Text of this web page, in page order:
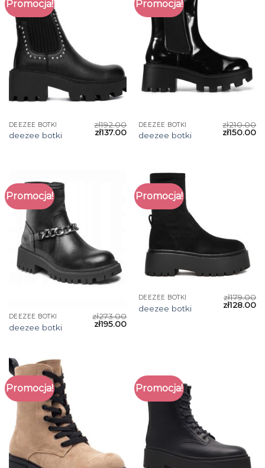
Promocja!
DEEZEE BOTKI
deezee botki
zł192.00
zł137.00
Promocja!
DEEZEE BOTKI
deezee botki
zł210.00
zł150.00
Promocja!
DEEZEE BOTKI
deezee botki
zł273.00
zł195.00
Promocja!
DEEZEE BOTKI
deezee botki
zł179.00
zł128.00
Promocja! Promocja!